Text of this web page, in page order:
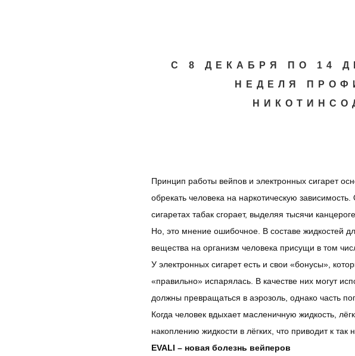
С 8 ДЕКАБРЯ ПО 14
НЕДЕЛЯ
Принцип работы вейпов и электронных сигарет
обрекать человека на наркотическую
сигаретах табак сгорает, выделяя тысячи
Но, это мнение ошибочное. В составе жидкостей
вещества на организм человека присущи в том
У электронных сигарет есть и свои «бонусы»,
«правильно» испарялась. В качестве них могут
должны превращаться в аэрозоль, однако часть
Когда человек вдыхает масленичную жидкость,
накоплению жидкости в лёгких, что приводит к
EVALI – новая болезнь вейперов